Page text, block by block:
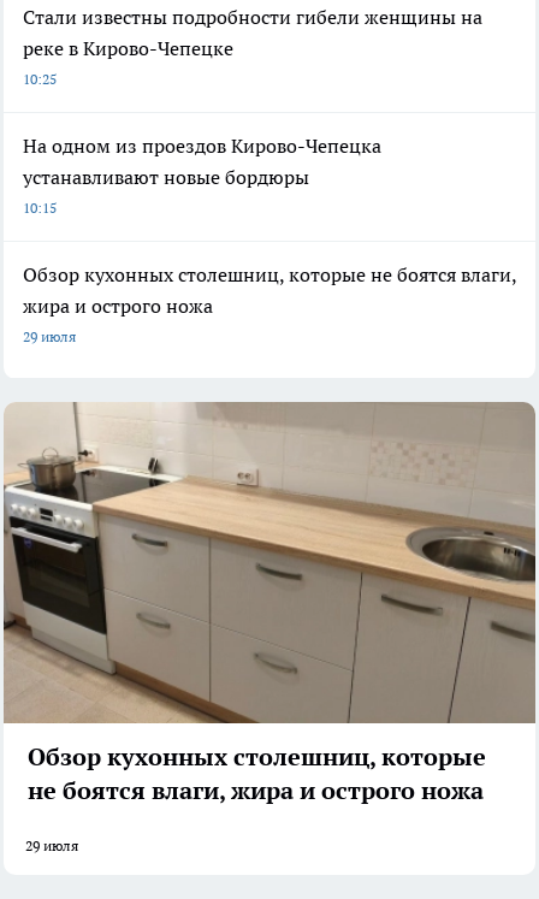
Стали известны подробности гибели женщины на
реке в Кирово-Чепецке
10:25
На одном из проездов Кирово-Чепецка
устанавливают новые бордюры
10:15
Обзор кухонных столешниц, которые не боятся влаги,
жира и острого ножа
29 июля
Обзор кухонных столешниц, которые
не боятся влаги, жира и острого ножа
29 июля